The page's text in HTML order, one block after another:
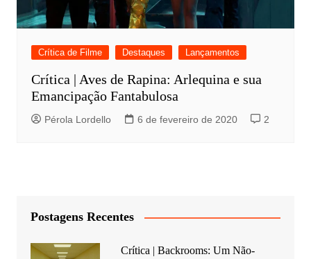
Crítica de Filme Destaques Lançamentos
Crítica | Aves de Rapina: Arlequina e sua
Emancipação Fantabulosa
Pérola Lordello 6 de fevereiro de 2020 2
Postagens Recentes
Crítica | Backrooms: Um Não-